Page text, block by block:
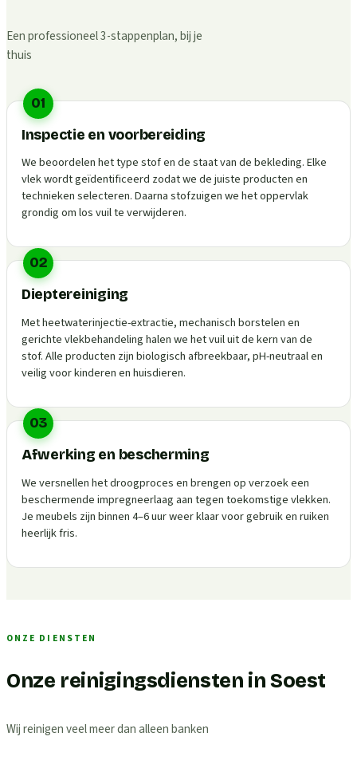
Een professioneel 3-stappenplan, bij je
thuis
01
Inspectie en voorbereiding
We beoordelen het type stof en de staat van de bekleding. Elke
vlek wordt geïdentificeerd zodat we de juiste producten en
technieken selecteren. Daarna stofzuigen we het oppervlak
grondig om los vuil te verwijderen.
02
Dieptereiniging
Met heetwaterinjectie-extractie, mechanisch borstelen en
gerichte vlekbehandeling halen we het vuil uit de kern van de
stof. Alle producten zijn biologisch afbreekbaar, pH-neutraal en
veilig voor kinderen en huisdieren.
03
Afwerking en bescherming
We versnellen het droogproces en brengen op verzoek een
beschermende impregneerlaag aan tegen toekomstige vlekken.
Je meubels zijn binnen 4–6 uur weer klaar voor gebruik en ruiken
heerlijk fris.
ONZE DIENSTEN
Onze reinigingsdiensten in Soest
Wij reinigen veel meer dan alleen banken